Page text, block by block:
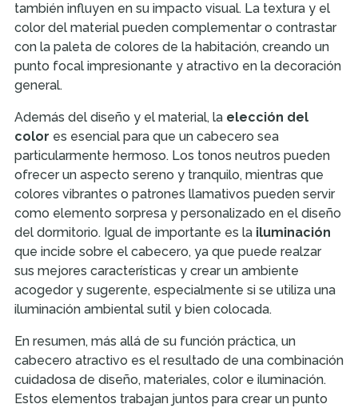
también influyen en su impacto visual. La textura y el
color del material pueden complementar o contrastar
con la paleta de colores de la habitación, creando un
punto focal impresionante y atractivo en la decoración
general.
Además del diseño y el material, la elección del
color es esencial para que un cabecero sea
particularmente hermoso. Los tonos neutros pueden
ofrecer un aspecto sereno y tranquilo, mientras que
colores vibrantes o patrones llamativos pueden servir
como elemento sorpresa y personalizado en el diseño
del dormitorio. Igual de importante es la iluminación
que incide sobre el cabecero, ya que puede realzar
sus mejores características y crear un ambiente
acogedor y sugerente, especialmente si se utiliza una
iluminación ambiental sutil y bien colocada.
En resumen, más allá de su función práctica, un
cabecero atractivo es el resultado de una combinación
cuidadosa de diseño, materiales, color e iluminación.
Estos elementos trabajan juntos para crear un punto